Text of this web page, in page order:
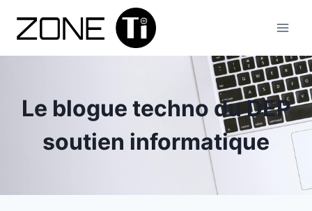
Le blogue techno du DEP
soutien informatique